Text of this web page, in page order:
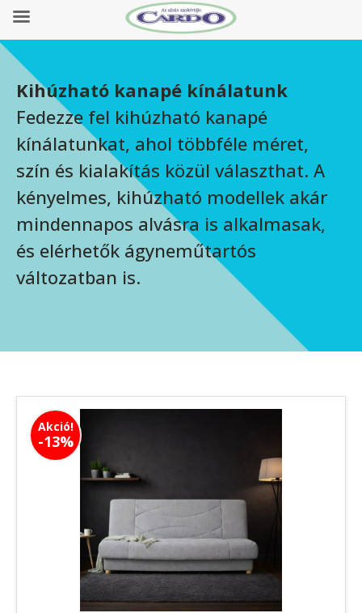
Kihúzható kanapé kínálatunk
Fedezze fel kihúzható kanapé
kínálatunkat, ahol többféle méret,
szín és kialakítás közül választhat. A
kényelmes, kihúzható modellek akár
mindennapos alvásra is alkalmasak,
és elérhetők ágyneműtartós
változatban is.
Akció!
-13%